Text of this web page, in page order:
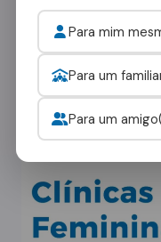
Cada paciente
rede em São
tipos de
Clínicas
Para mim
Para um
Para um